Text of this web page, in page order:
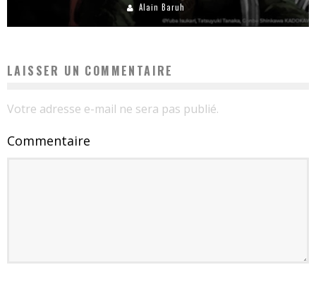
Alain Baruh
LAISSER UN COMMENTAIRE
Votre adresse e-mail ne sera pas publié.
Commentaire